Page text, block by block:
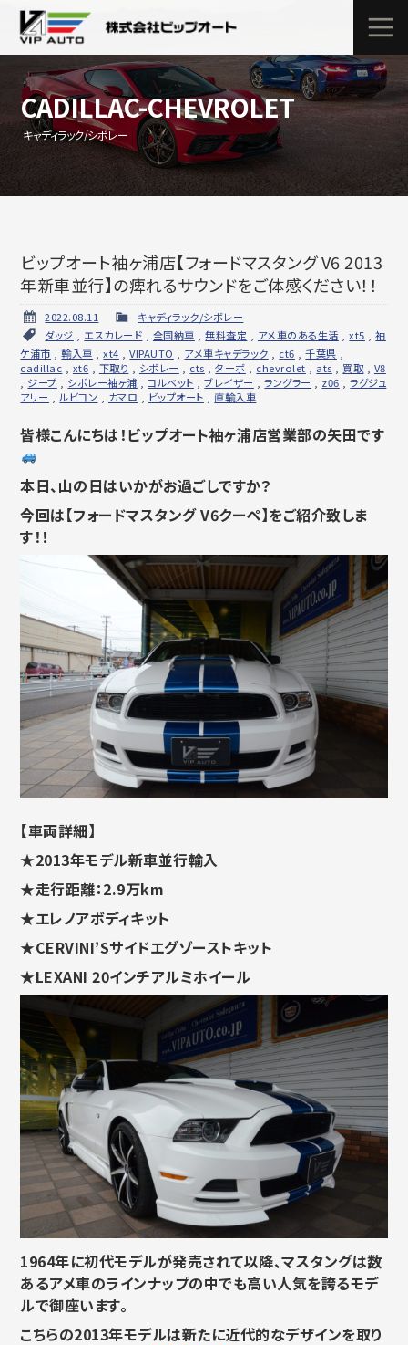
CADILLAC-CHEVROLET
キャディラック/シボレー
ビップオート袖ヶ浦店【フォードマスタング V6 2013
年新車並行】の痺れるサウンドをご体感ください！！
2022.08.11
キャディラック/シボレー
ダッジ
エスカレード 全国納車 ,無料査定 アメ車のある生活 ,xt5 ,袖
ケ浦市 ,輸入車 ,xt4 ,VIPAUTO アメ車キャデラック ct6 ,千葉県
cadillac
xt6 下取り シボレー cts ,ターボ chevrolet ats 買取
V8
ジープ シボレー袖ヶ浦 ,コルベット ,ブレイザー ,ラングラー z06 ,ラグジュ
アリー
,ルビコン カマロ ビップオート 直輸入車
皆様こんにちは！ビップオート袖ヶ浦店営業部の矢田です
本日、山の日はいかがお過ごしですか？
今回は【フォードマスタング V6クーペ】をご紹介致しま
す！！
【車両詳細】
★2013年モデル新車並行輸入
★走行距離：2.9万km
★エレノアボディキット
★CERVINI’Sサイドエグゾーストキット
★LEXANI 20インチアルミホイール
1964年に初代モデルが発売されて以降、マスタングは数
あるアメ車のラインナップの中でも高い人気を誇るモデ
ルで御座います。
こちらの2013年モデルは新たに近代的なデザインを取り